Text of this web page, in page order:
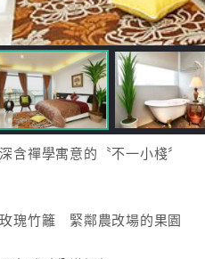
含禪學寓意的〝不一小棧〞
瑰竹籬 緊鄰農改場的果園